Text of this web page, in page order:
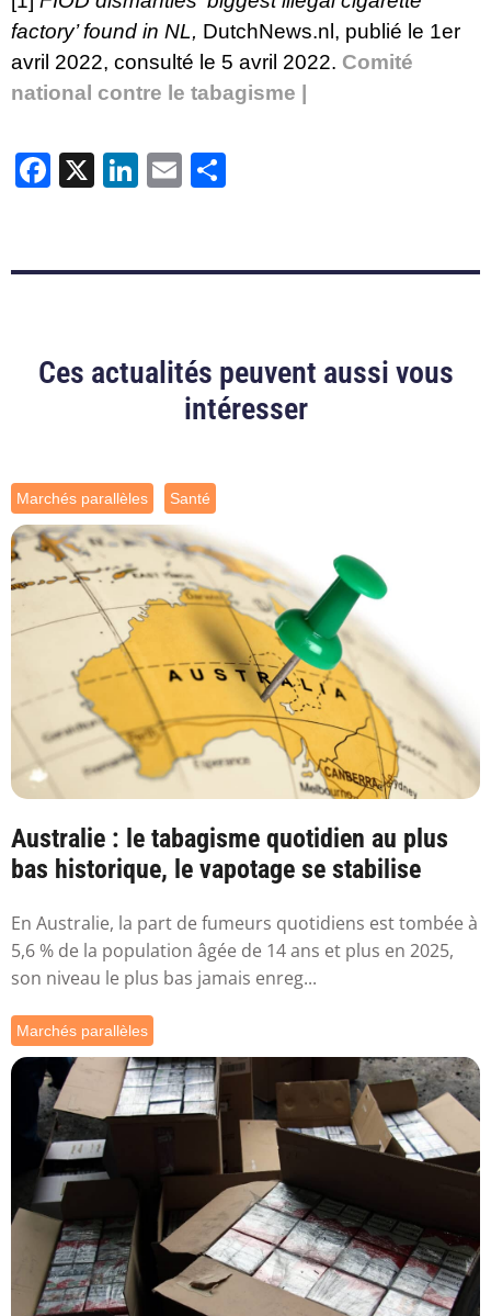
factory’ found in NL, DutchNews.nl, publié le 1er
avril 2022, consulté le 5 avril 2022. Comité
national contre le tabagisme |
Facebook
X LinkedIn
Email
Ces actualités peuvent aussi vous
intéresser
Marchés parallèles Santé
Australie : le tabagisme quotidien au plus
bas historique, le vapotage se stabilise
En Australie, la part de fumeurs quotidiens est tombée à
5,6 % de la population âgée de 14 ans et plus en 2025,
son niveau le plus bas jamais enreg...
Marchés parallèles